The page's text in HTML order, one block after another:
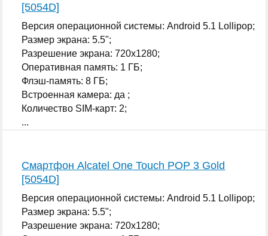
[5054D]
Версия операционной системы: Android 5.1 Lollipop;
Размер экрана: 5.5";
Разрешение экрана: 720x1280;
Оперативная память: 1 ГБ;
Флэш-память: 8 ГБ;
Встроенная камера: да ;
Количество SIM-карт: 2;
...
Смартфон Alcatel One Touch POP 3 Gold
[5054D]
Версия операционной системы: Android 5.1 Lollipop;
Размер экрана: 5.5";
Разрешение экрана: 720x1280;